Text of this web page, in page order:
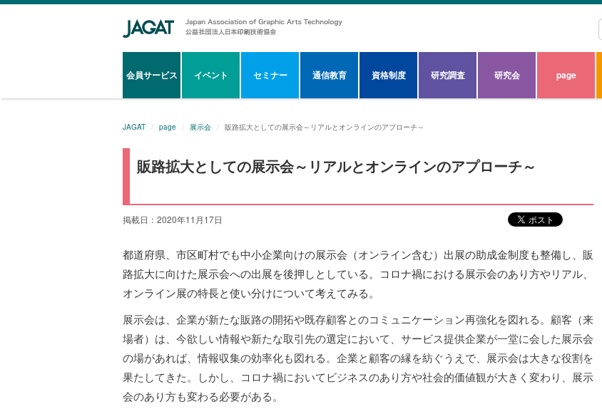
会員サービス イベント セミナー 通信教育 資格制度 研究調査 研究会 page
JAGAT page 展示会 販路拡大としての展示会～リアルとオンラインのアプローチ～
販路拡大としての展示会～リアルとオンラインのアプローチ～
掲載日：2020年11月17日
都道府県、市区町村でも中小企業向けの展示会（オンライン含む）出展の助成金制度も整備し、販
路拡大に向けた展示会への出展を後押しとしている。コロナ禍における展示会のあり方やリアル、
オンライン展の特長と使い分けについて考えてみる。
展示会は、企業が新たな販路の開拓や既存顧客とのコミュニケーション再強化を図れる。顧客（来
場者）は、今欲しい情報や新たな取引先の選定において、サービス提供企業が一堂に会した展示会
の場があれば、情報収集の効率化も図れる。企業と顧客の縁を紡ぐうえで、展示会は大きな役割を
果たしてきた。しかし、コロナ禍においてビジネスのあり方や社会的価値観が大きく変わり、展示
会のあり方も変わる必要がある。